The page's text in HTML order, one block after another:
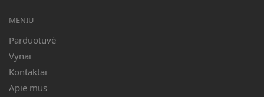
MENIU
Parduotuvė
Vynai
Kontaktai
Apie mus